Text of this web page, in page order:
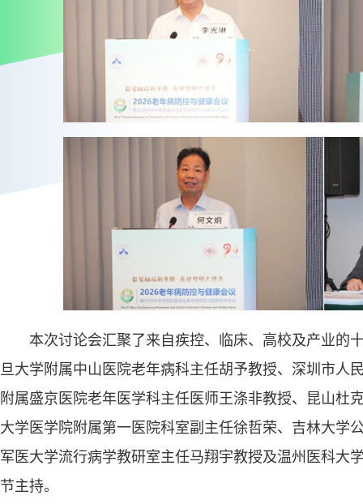
本次讨论会汇聚了来自疾控、临床、高校及产业的
旦大学附属中山医院老年病科主任胡予教授、深圳市人
附属盛京医院老年医学科主任医师王涤非教授、昆山杜
大学医学院附属第一医院科室副主任徐哲荣、吉林大学
军医大学流行病学教研室主任马翔宇教授及温州医科大
节主持。